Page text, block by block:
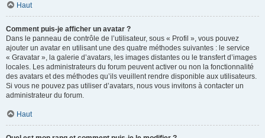
Haut
Comment puis-je afficher un avatar ?
Dans le panneau de contrôle de l’utilisateur, sous « Profil », vous pouvez
ajouter un avatar en utilisant une des quatre méthodes suivantes : le service
« Gravatar », la galerie d’avatars, les images distantes ou le transfert d’images
locales. Les administrateurs du forum peuvent activer ou non la fonctionnalité
des avatars et des méthodes qu’ils veuillent rendre disponible aux utilisateurs.
Si vous ne pouvez pas utiliser d’avatars, nous vous invitons à contacter un
administrateur du forum.
Haut